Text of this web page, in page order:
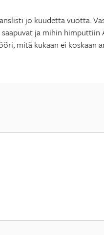
jo kuudetta vuotta.
ja mihin himputtiin
mitä kukaan ei koskaan